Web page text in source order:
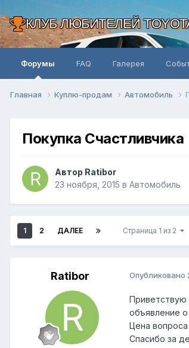
КЛУБ ЛЮБИТЕЛЕЙ
Форумы FAQ Галерея
Главная Куплю-продам Автомобиль
Покупка Счастливчика
Автор Ratibor
23 ноября, 2015 в Автомобиль
1 2 ДАЛЕЕ Страница 1 из 2
Ratibor Опубликовано
Приветствую
объявление
Цена
Спасибо за